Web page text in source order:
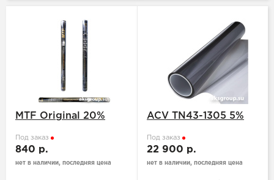
MTF Original 20%
Под заказ
840 р.
нет в наличии, последняя цена
ACV TN43-1305 5%
Под заказ
22 900 р.
нет в наличии, последняя цена